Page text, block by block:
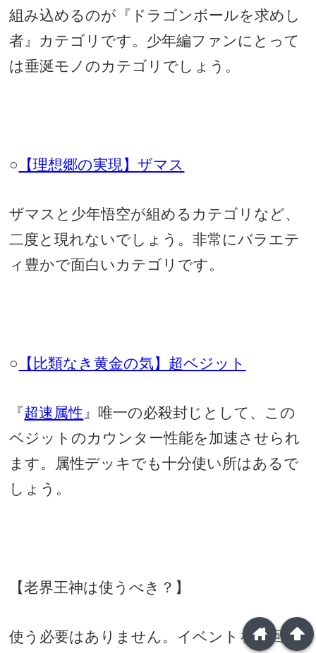
組み込めるのが『ドラゴンボールを求めし
者』カテゴリです。少年編ファンにとって
は垂涎モノのカテゴリでしょう。
○ 【理想郷の実現】ザマス
ザマスと少年悟空が組めるカテゴリなど、
二度と現れないでしょう。非常にバラエテ
ィ豊かで面白いカテゴリです。
○ 【比類なき黄金の気】超ベジット
『超速属性』唯一の必殺封じとして、この
ベジットのカウンター性能を加速させられ
ます。属性デッキでも十分使い所はあるで
しょう。
【老界王神は使うべき？】
使う必要はありません。イベントを周回し
arrowup
home